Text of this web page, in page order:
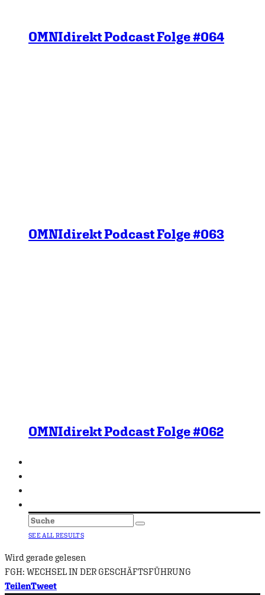
OMNIdirekt Podcast Folge #064
OMNIdirekt Podcast Folge #063
OMNIdirekt Podcast Folge #062
SEE ALL RESULTS
Wird gerade gelesen
FGH: WECHSEL IN DER GESCHÄFTSFÜHRUNG
TeilenTweet